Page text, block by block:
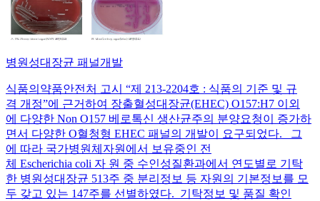
병원성대장균 패널개발
식품의약품안전처 고시 “제 213-2204호 : 식품의 기준 및 규
격 개정”에 근거하여 장출혈성대장균(EHEC) O157:H7 이외
에 다양한 Non O157 베로톡신 생산균주의 분양요청이 증가하
면서 다양한 O혈청형 EHEC 패널의 개발이 요구되었다. 그
에 따라 국가병원체자원에서 보유중인 전
체 Escherichia coli 자 원 중 수인성질환과에서 연도별로 기탁
한 병원성대장균 513주 중 분리정보 등 자원의 기본정보를 모
두 갖고 있는 147주를 선별하였다. 기탁정보 및 품질 확인